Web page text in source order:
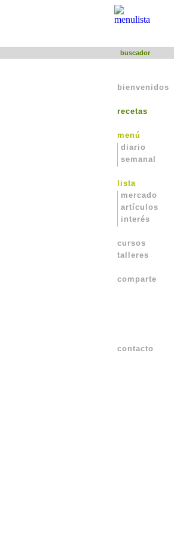
buscador
bienvenidos
recetas
menú
diario
semanal
lista
mercado
artículos
interés
cursos
talleres
comparte
contacto